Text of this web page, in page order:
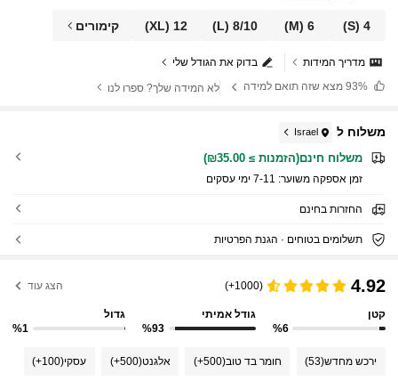
4
(S)
6
(M)
8/10
(L)
12
(XL) קימורים
בדוק את הגודל שלי
מדריך המידות
מצא שזה תואם למידה לא המידה שלך? ספרו לנו
משלוח ל Israel
משלוח חינם(הזמנות ≥ ₪35.00)
זמן אספקה ​​משוער: 7-11 ימי עסקים
החזרות בחינם
תשלומים בטוחים · הגנת הפרטיות
4.92
(1000+) הצג עוד
קטן
%6
גודל אמיתי
%93
גדול
%1
ירכש מחדש(53) חומר בד טוב(500+) אלגנט(500+) עסקי(100+)